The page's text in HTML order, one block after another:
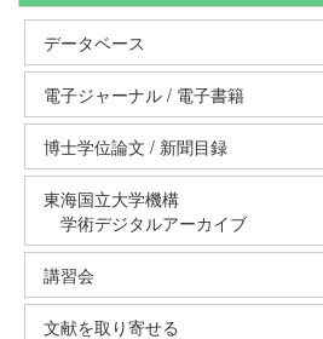
データベース
電子ジャーナル / 電子書籍
博士学位論文 / 新聞目録
東海国立大学機構
学術デジタルアーカイブ
講習会
文献を取り寄せる